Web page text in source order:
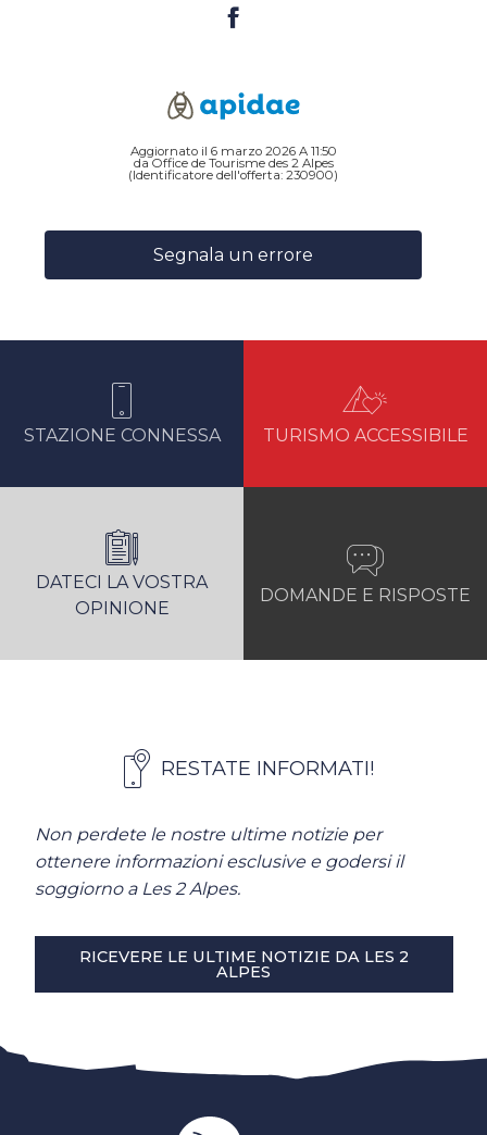
Aggiornato il 6 marzo 2026 A 11:50
da Office de Tourisme des 2 Alpes
(Identificatore dell'offerta: 230900)
Segnala un errore
STAZIONE CONNESSA TURISMO ACCESSIBILE
DATECI LA VOSTRA
OPINIONE
DOMANDE E RISPOSTE
RESTATE INFORMATI!
Non perdete le nostre ultime notizie per
ottenere informazioni esclusive e godersi il
soggiorno a Les 2 Alpes.
RICEVERE LE ULTIME NOTIZIE DA LES 2
ALPES